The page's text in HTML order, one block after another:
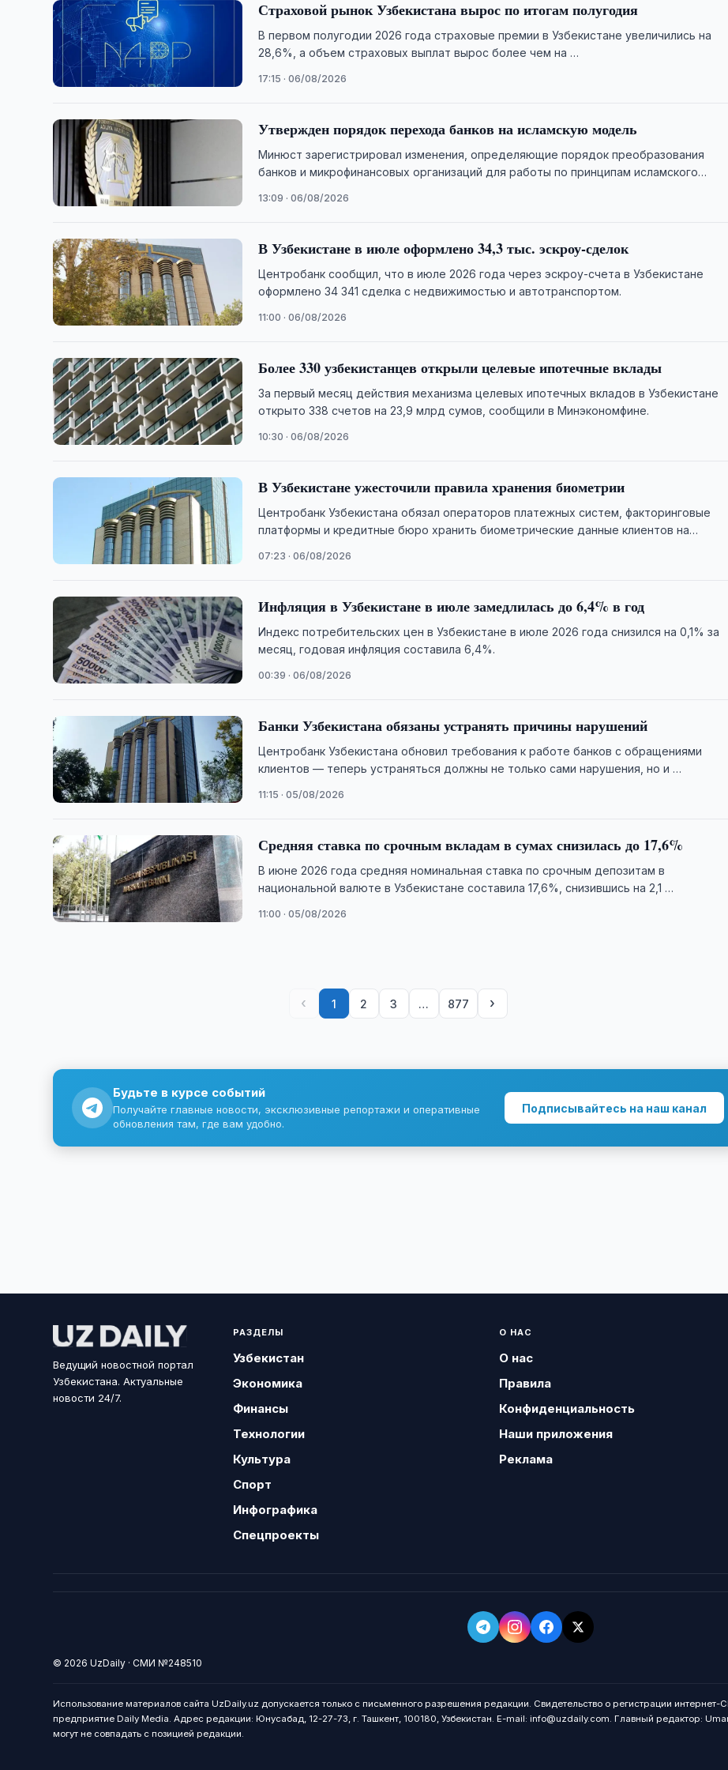
Страховой рынок Узбекистана вырос по итогам полугодия
В первом полугодии 2026 года страховые премии в Узбекистане увеличились на
28,6%, а объем страховых выплат вырос более чем на …
17:15 · 06/08/2026
Утвержден порядок перехода банков на исламскую модель
Минюст зарегистрировал изменения, определяющие порядок преобразования
банков и микрофинансовых организаций для работы по принципам исламского
13:09 · 06/08/2026
В Узбекистане в июле оформлено 34,3 тыс. эскроу-сделок
Центробанк сообщил, что в июле 2026 года через эскроу-счета в Узбекистане
оформлено 34 341 сделка с недвижимостью и автотранспортом.
11:00 · 06/08/2026
Более 330 узбекистанцев открыли целевые ипотечные вклады
За первый месяц действия механизма целевых ипотечных вкладов в Узбекистане
открыто 338 счетов на 23,9 млрд сумов, сообщили в Минэкономфине.
10:30 · 06/08/2026
В Узбекистане ужесточили правила хранения биометрии
Центробанк Узбекистана обязал операторов платежных систем, факторинговые
платформы и кредитные бюро хранить биометрические данные клиентов на
07:23 · 06/08/2026
Инфляция в Узбекистане в июле замедлилась до 6,4% в год
Индекс потребительских цен в Узбекистане в июле 2026 года снизился на 0,1% за
месяц, годовая инфляция составила 6,4%.
00:39 · 06/08/2026
Банки Узбекистана обязаны устранять причины нарушений
Центробанк Узбекистана обновил требования к работе банков с обращениями
клиентов — теперь устраняться должны не только сами нарушения, но и …
11:15 · 05/08/2026
Средняя ставка по срочным вкладам в сумах снизилась до 17,6%
В июне 2026 года средняя номинальная ставка по срочным депозитам в
национальной валюте в Узбекистане составила 17,6%, снизившись на 2,1 …
11:00 · 05/08/2026
‹ 1 2 3 … 877 ›
Будьте в курсе событий
Получайте главные новости, эксклюзивные репортажи и оперативные
обновления там, где вам удобно.
Подписывайтесь на наш канал
Ведущий новостной портал
Узбекистана. Актуальные
новости 24/7.
РАЗДЕЛЫ
Узбекистан
Экономика
Финансы
Технологии
Культура
Спорт
Инфографика
Спецпроекты
О НАС
О нас
Правила
Конфиденциальность
Наши приложения
Реклама
© 2026 UzDaily · СМИ №248510
Использование материалов сайта UzDaily.uz допускается только с письменного разрешения редакции. Свидетельство о регистрации
предприятие Daily Media. Адрес редакции: Юнусабад, 12-27-73, г. Ташкент, 100180, Узбекистан. E-mail: info@uzdaily.com. Главный редактор:
могут не совпадать с позицией редакции.